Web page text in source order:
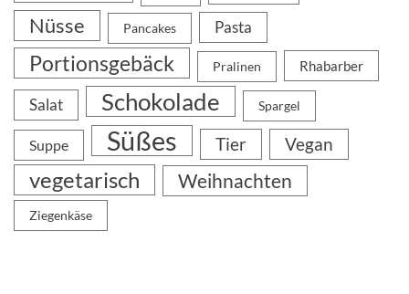
Nüsse Pancakes Pasta
Portionsgebäck Pralinen Rhabarber
Salat Schokolade Spargel
Suppe Süßes Tier Vegan
vegetarisch Weihnachten
Ziegenkäse